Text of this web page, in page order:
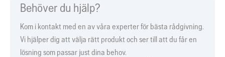
Behöver du hjälp?
Kom i kontakt med en av våra experter för bästa rådgivning.
Vi hjälper dig att välja rätt produkt och ser till att du får en
lösning som passar just dina behov.